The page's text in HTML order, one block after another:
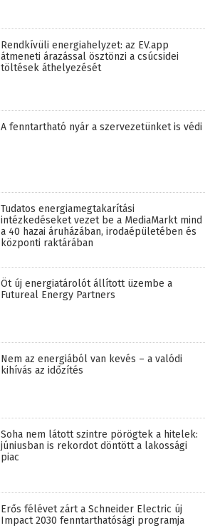
Rendkívüli energiahelyzet: az EV.app
átmeneti árazással ösztönzi a csúcsidei
töltések áthelyezését
A fenntartható nyár a szervezetünket is védi
Tudatos energiamegtakarítási
intézkedéseket vezet be a MediaMarkt mind
a 40 hazai áruházában, irodaépületében és
központi raktárában
Öt új energiatárolót állított üzembe a
Futureal Energy Partners
Nem az energiából van kevés – a valódi
kihívás az időzítés
Soha nem látott szintre pörögtek a hitelek:
júniusban is rekordot döntött a lakossági
piac
Erős félévet zárt a Schneider Electric új
Impact 2030 fenntarthatósági programja